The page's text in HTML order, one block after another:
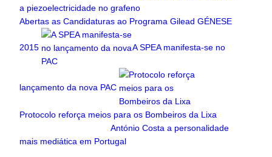
a piezoelectricidade no grafeno
Abertas as Candidaturas ao Programa Gilead GÉNESE
2015 A SPEA manifesta-se no
lançamento da nova PAC
Protocolo reforça meios para os Bombeiros da Lixa
António Costa a personalidade
mais mediática em Portugal